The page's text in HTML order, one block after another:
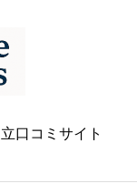
口コミサイト